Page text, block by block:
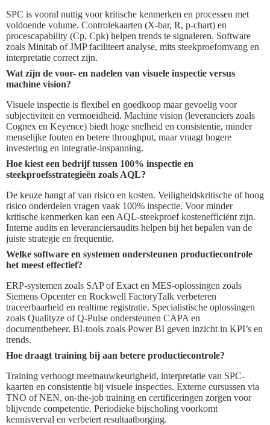
SPC is vooral nuttig voor kritische kenmerken en processen met
voldoende volume. Controlekaarten (X-bar, R, p-chart) en
procescapability (Cp, Cpk) helpen trends te signaleren. Software
zoals Minitab of JMP faciliteert analyse, mits steekproefomvang en
interpretatie correct zijn.
Wat zijn de voor- en nadelen van visuele inspectie versus
machine vision?
Visuele inspectie is flexibel en goedkoop maar gevoelig voor
subjectiviteit en vermoeidheid. Machine vision (leveranciers zoals
Cognex en Keyence) biedt hoge snelheid en consistentie, minder
menselijke fouten en betere throughput, maar vraagt hogere
investering en integratie-inspanning.
Hoe kiest een bedrijf tussen 100% inspectie en
steekproefsstrategieën zoals AQL?
De keuze hangt af van risico en kosten. Veiligheidskritische of hoog
risico onderdelen vragen vaak 100% inspectie. Voor minder
kritische kenmerken kan een AQL-steekproef kostenefficiënt zijn.
Interne audits en leveranciersaudits helpen bij het bepalen van de
juiste strategie en frequentie.
Welke software en systemen ondersteunen productiecontrole
het meest effectief?
ERP-systemen zoals SAP of Exact en MES-oplossingen zoals
Siemens Opcenter en Rockwell FactoryTalk verbeteren
traceerbaarheid en realtime registratie. Specialistische oplossingen
zoals Qualityze of Q-Pulse ondersteunen CAPA en
documentbeheer. BI-tools zoals Power BI geven inzicht in KPI’s en
trends.
Hoe draagt training bij aan betere productiecontrole?
Training verhoogt meetnauwkeurigheid, interpretatie van SPC-
kaarten en consistentie bij visuele inspecties. Externe cursussen via
TNO of NEN, on-the-job training en certificeringen zorgen voor
blijvende competentie. Periodieke bijscholing voorkomt
kennisverval en verbetert resultaatborging.